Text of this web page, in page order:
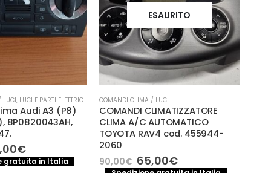
LUCI, LUCI E PARTI ELETTRICHE
Audi A3 (P8)
8P0820043AH,
€Il
prezzo
gratuita in Italia
ESAURITO
COMANDI CLIMA / LUCI
COMANDI CLIMATIZZATORE
CLIMA A/C AUTOMATICO
TOYOTA RAV4 cod. 455944-
2060
90,00€ Il
65,00€Il